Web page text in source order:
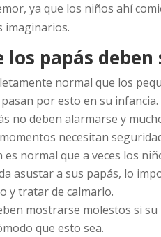
ya que los niños ahí
imaginarios.
los papás deben
normal que los
por esto en su infancia.
no deben alarmarse y
necesitan
es normal que a veces los
asustar a sus papás, lo
y tratar de calmarlo.
mostrarse molestos si
que esto sea.